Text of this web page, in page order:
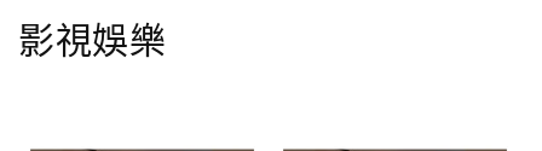
影視娛樂